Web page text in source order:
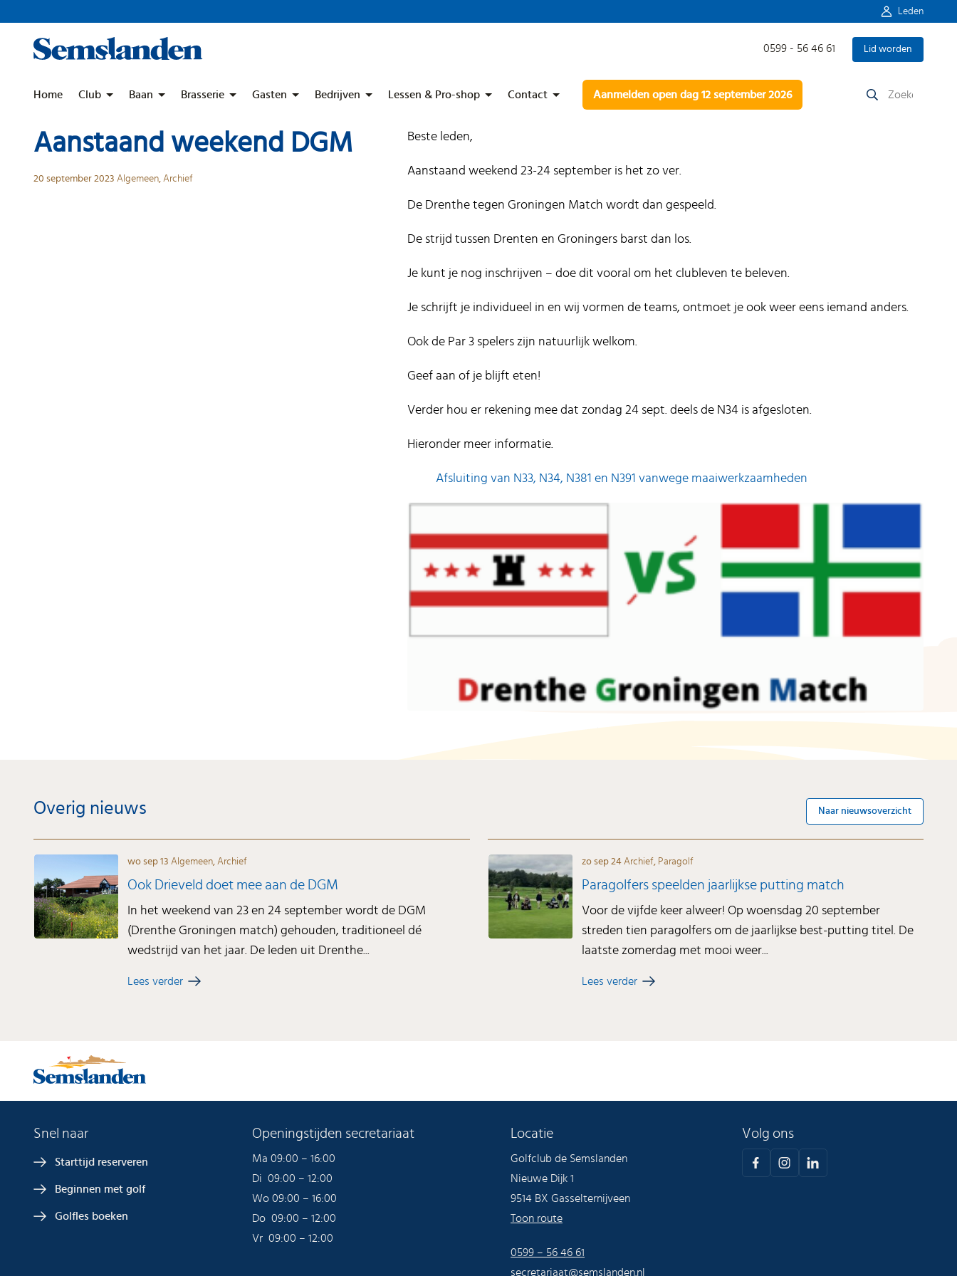
Leden
0599 - 56 46 61 Lid worden
Home Club Baan Brasserie Gasten Bedrijven Lessen & Pro-shop Contact Aanmelden open dag 12 september 2026
naar:
Aanstaand weekend DGM
20 september 2023 Algemeen, Archief
Beste leden,
Aanstaand weekend 23-24 september is het zo ver.
De Drenthe tegen Groningen Match wordt dan gespeeld.
De strijd tussen Drenten en Groningers barst dan los.
Je kunt je nog inschrijven – doe dit vooral om het clubleven te beleven.
Je schrijft je individueel in en wij vormen de teams, ontmoet je ook weer eens iemand anders.
Ook de Par 3 spelers zijn natuurlijk welkom.
Geef aan of je blijft eten!
Verder hou er rekening mee dat zondag 24 sept. deels de N34 is afgesloten.
Hieronder meer informatie.
Afsluiting van N33, N34, N381 en N391 vanwege maaiwerkzaamheden
Overig nieuws Naar nieuwsoverzicht
wo sep 13Algemeen,Archief
Ook Drieveld doet mee aan de DGM
In het weekend van 23 en 24 september wordt de DGM
(Drenthe Groningen match) gehouden, traditioneel dé
wedstrijd van het jaar. De leden uit Drenthe...
Lees verder
zo sep 24 Archief, Paragolf
Paragolfers speelden jaarlijkse putting match
Voor de vijfde keer alweer! Op woensdag 20 september
streden tien paragolfers om de jaarlijkse best-putting titel. De
laatste zomerdag met mooi weer...
Lees verder
Snel naar
Starttijd reserveren
Beginnen met golf
Golfles boeken
Openingstijden secretariaat
Ma 09:00 – 16:00
Di 09:00 – 12:00
Wo 09:00 – 16:00
Do 09:00 – 12:00
Vr 09:00 – 12:00
Locatie
Golfclub de Semslanden
Nieuwe Dijk 1
9514 BX Gasselternijveen
Toon route
0599 – 56 46 61
secretariaat@semslanden.nl
Volg ons